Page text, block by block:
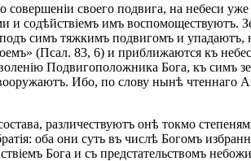
совершеніи своего подвига, на небеси
и содѣйствіемъ имъ
симъ тяжкимъ подвигомъ и упадаютъ,
(Псал. 83, 6) и приближаются къ
Подвигоположника Бога, къ симъ
Ибо, по слову нынѣ чтеннаго
различествуютъ онѣ токмо
оба они суть въ числѣ Богомъ
Бога и съ предстательствомъ